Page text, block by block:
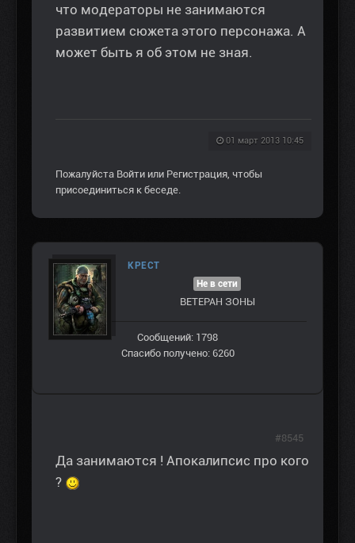
что модераторы не занимаются
развитием сюжета этого персонажа. А
может быть я об этом не зная.
01 март 2013 10:45
Пожалуйста Войти или Регистрация , чтобы
присоединиться к беседе.
КРЕСТ
Не в сети
ВЕТЕРАН ЗOНЫ
Сообщений: 1798
Спасибо получено: 6260
Да занимаются ! Апокалипсис про кого
?
#8545